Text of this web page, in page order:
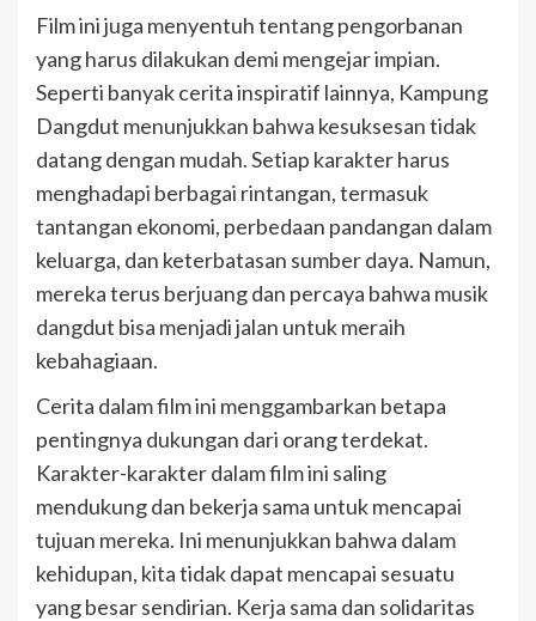
Film ini juga menyentuh tentang pengorbanan
yang harus dilakukan demi mengejar impian.
Seperti banyak cerita inspiratif lainnya, Kampung
Dangdut menunjukkan bahwa kesuksesan tidak
datang dengan mudah. Setiap karakter harus
menghadapi berbagai rintangan, termasuk
tantangan ekonomi, perbedaan pandangan dalam
keluarga, dan keterbatasan sumber daya. Namun,
mereka terus berjuang dan percaya bahwa musik
dangdut bisa menjadi jalan untuk meraih
kebahagiaan.
Cerita dalam film ini menggambarkan betapa
pentingnya dukungan dari orang terdekat.
Karakter-karakter dalam film ini saling
mendukung dan bekerja sama untuk mencapai
tujuan mereka. Ini menunjukkan bahwa dalam
kehidupan, kita tidak dapat mencapai sesuatu
yang besar sendirian. Kerja sama dan solidaritas